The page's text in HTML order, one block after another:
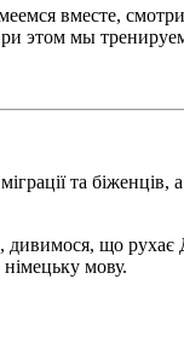
вместе,
этом мы
та біженців,
дивимося, що
мову.